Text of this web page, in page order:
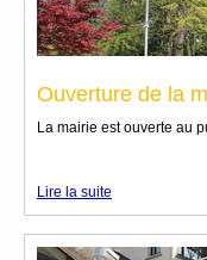
Ouverture de la
La mairie est ouverte au
Lire la suite